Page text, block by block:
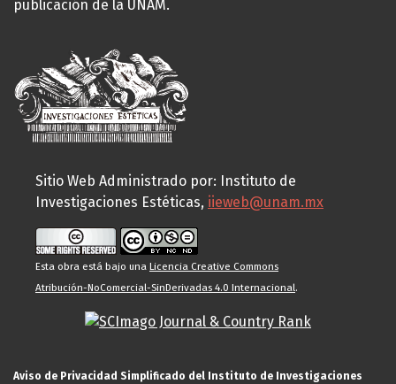
publicación de la UNAM.
Sitio Web Administrado por: Instituto de
Investigaciones Estéticas, iieweb@unam.mx
Esta obra está bajo una Licencia Creative Commons
Atribución-NoComercial-SinDerivadas 4.0 Internacional.
Aviso de Privacidad Simplificado del Instituto de Investigaciones